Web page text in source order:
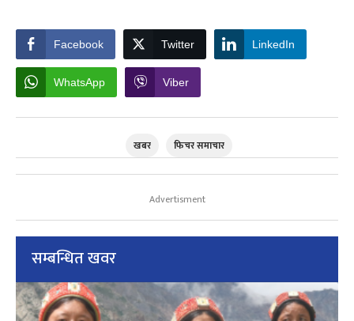
Facebook Twitter LinkedIn
WhatsApp Viber
खबर फिचर समाचार
Advertisment
सम्बन्धित खवर